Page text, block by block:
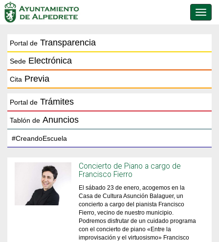
de
Portal de Transparencia
Sede Electrónica
Cita Previa
Portal de Trámites
Tablón de Anuncios
Concierto de Piano a cargo de
Francisco Fierro
El sábado 23 de enero, acogemos en la
Casa de Cultura Asunción Balaguer, un
concierto a cargo del pianista Francisco
Fierro, vecino de nuestro municipio.
Podremos disfrutar de un cuidado programa
con el concierto de piano «Entre la
improvisación y el virtuosismo» Francisco